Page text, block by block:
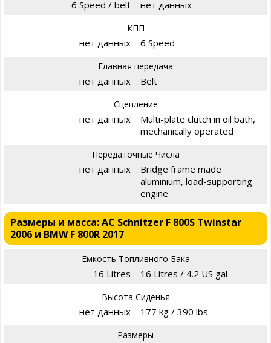
6 Speed / belt нет данных
КПП
нет данных 6 Speed
Главная передача
нет данных Belt
Сцепление
нет данных
Multi-plate clutch in oil bath,
mechanically operated
Передаточные Числа
нет данных
Bridge frame made
aluminium, load-supporting
engine
Размеры и масса: AC Schnitzer F 800S Twinstar
2006 и BMW F 800R 2017
Емкость Топливного Бака
16 Litres 16 Litres / 4.2 US gal
Высота Сиденья
нет данных 177 kg / 390 lbs
Размеры